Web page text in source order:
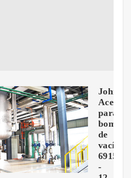
Aceite
para
bomba
de
vacío
6915
-